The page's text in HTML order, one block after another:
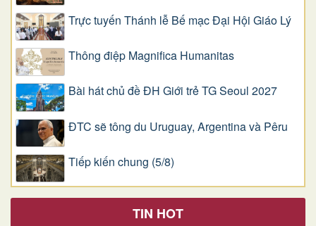
Trực tuyến Thánh lễ Bế mạc Đại Hội Giáo Lý
Thông điệp Magnifica Humanitas
Bài hát chủ đề ĐH Giới trẻ TG Seoul 2027
ĐTC sẽ tông du Uruguay, Argentina và Pêru
Tiếp kiến chung (5/8)
TIN HOT